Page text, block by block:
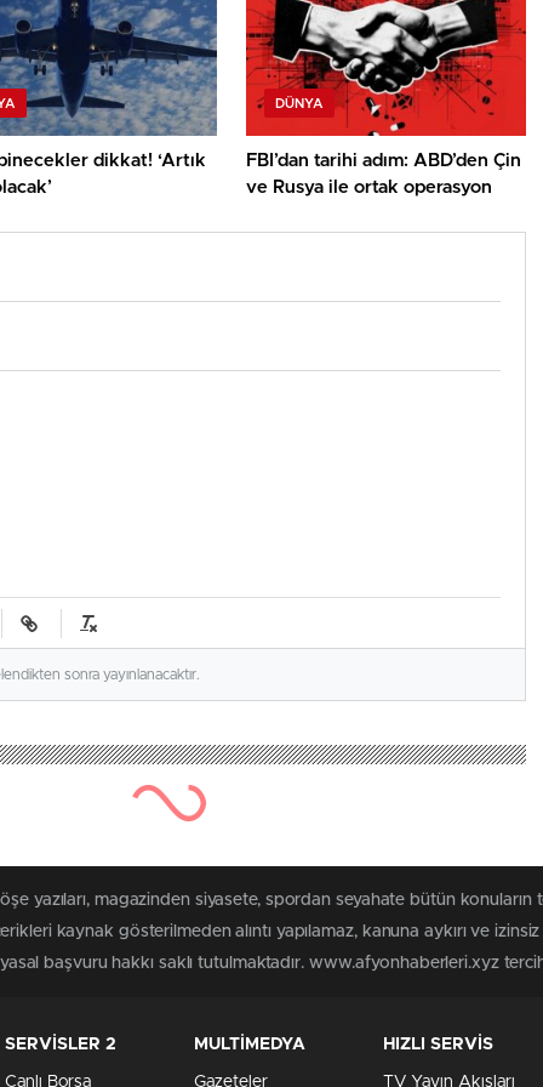
dikkat! ‘Artık
DÜNYA
FBI’dan tarihi adım: ABD’den Çin
ve Rusya ile ortak operasyon
sonra yayınlanacaktır.
yazıları, magazinden siyasete, spordan seyahate bütün
kaynak gösterilmeden alıntı yapılamaz, kanuna aykırı ve
başvuru hakkı saklı tutulmaktadır. www.afyonhaberleri.xyz
SERVİSLER 2
Canlı Borsa
MULTİMEDYA
Gazeteler
HIZLI SERVİS
TV Yayın Akışları